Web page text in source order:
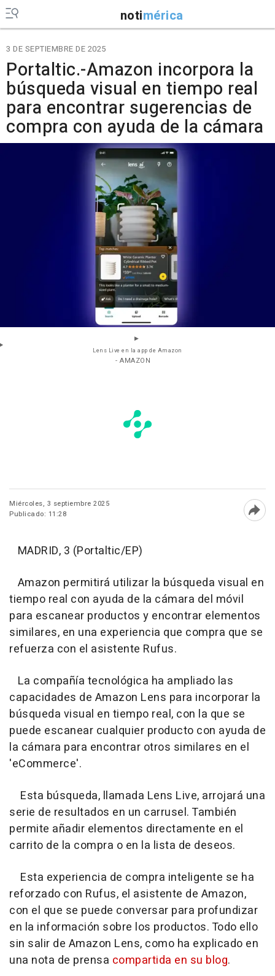
notimérica
3 DE SEPTIEMBRE DE 2025
Portaltic.-Amazon incorpora la
búsqueda visual en tiempo real
para encontrar sugerencias de
compra con ayuda de la cámara
Lens Live en la app de Amazon
- AMAZON
Miércoles, 3 septiembre 2025
Publicado: 11:28
MADRID, 3 (Portaltic/EP)
Amazon permitirá utilizar la búsqueda visual en
tiempo real con ayuda de la cámara del móvil
para escanear productos y encontrar elementos
similares, en una experiencia que compra que se
refuerza con el asistente Rufus.
La compañía tecnológica ha ampliado las
capacidades de Amazon Lens para incorporar la
búsqueda visual en tiempo real, con la que se
puede escanear cualquier producto con ayuda de
la cámara para encontrar otros similares en el
'eCommerce'.
Esta búsqueda, llamada Lens Live, arrojará una
serie de resultados en un carrusel. También
permite añadir elementos directamente en el
carrito de la compra o en la lista de deseos.
Esta experiencia de compra inteligente se ha
reforzado con Rufus, el asistente de Amazon,
con el que se puede conversar para profundizar
en la información sobre los productos. Todo ello
sin salir de Amazon Lens, como ha explicado en
una nota de prensa compartida en su blog.